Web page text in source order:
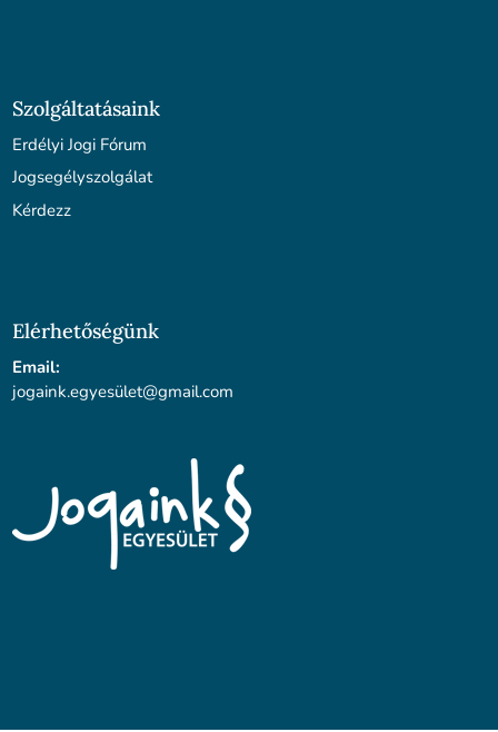
Szolgáltatásaink
Erdélyi Jogi Fórum
Jogsegélyszolgálat
Kérdezz
Elérhetőségünk
Email:
jogaink.egyesület@gmail.com